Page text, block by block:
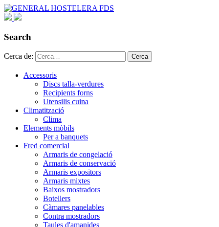
Search
Cerca de: Cerca
Accessoris
Discs talla-verdures
Recipients forns
Utensilis cuina
Climatització
Clima
Elements mòbils
Per a banquets
Fred comercial
Armaris de congelació
Armaris de conservació
Armaris expositors
Armaris mixtes
Baixos mostradors
Botellers
Càmares panelables
Contra mostradors
Taules d'amanides